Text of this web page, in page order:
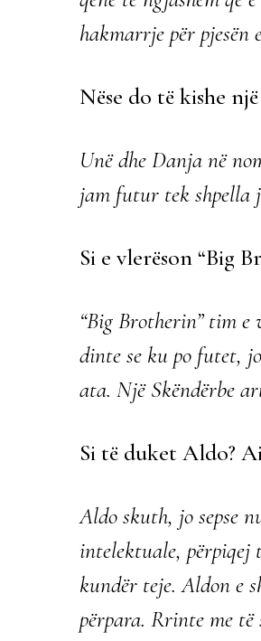
hakmarrje për
Nëse do të kishe
Unë dhe Danja në
jam futur tek shpella
Si e vlerëson “Big
“Big Brotherin” tim
dinte se ku po futet,
ata. Një Skëndërbe
Si të duket Aldo?
Aldo skuth, jo sepse
intelektuale, përpiqej
kundër teje. Aldon e
përpara. Rrinte me të